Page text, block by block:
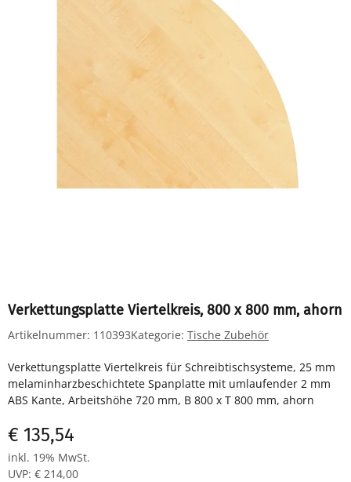
Verkettungsplatte Viertelkreis, 800 x 800 mm, ahorn
Artikelnummer: 110393Kategorie: Tische Zubehör
Verkettungsplatte Viertelkreis für Schreibtischsysteme, 25 mm
melaminharzbeschichtete Spanplatte mit umlaufender 2 mm
ABS Kante, Arbeitshöhe 720 mm, B 800 x T 800 mm, ahorn
€ 135,54
inkl. 19% MwSt.
UVP: € 214,00